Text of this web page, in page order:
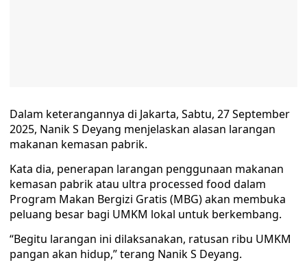
Dalam keterangannya di Jakarta, Sabtu, 27 September
2025, Nanik S Deyang menjelaskan alasan larangan
makanan kemasan pabrik.
Kata dia, penerapan larangan penggunaan makanan
kemasan pabrik atau ultra processed food dalam
Program Makan Bergizi Gratis (MBG) akan membuka
peluang besar bagi UMKM lokal untuk berkembang.
“Begitu larangan ini dilaksanakan, ratusan ribu UMKM
pangan akan hidup,” terang Nanik S Deyang.